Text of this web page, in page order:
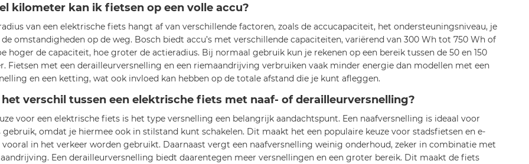
kilometer kan ik fietsen op een volle accu?
van een elektrische fiets hangt af van verschillende factoren, zoals de accucapaciteit, het ondersteuningsniveau, je
omstandigheden op de weg. Bosch biedt accu’s met verschillende capaciteiten, variërend van 300 Wh tot 750 Wh of
hoger de capaciteit, hoe groter de actieradius. Bij normaal gebruik kun je rekenen op een bereik tussen de 50 en 150
Fietsen met een derailleurversnelling en een riemaandrijving verbruiken vaak minder energie dan modellen met een
en een ketting, wat ook invloed kan hebben op de totale afstand die je kunt afleggen.
verschil tussen een elektrische fiets met naaf- of derailleurversnelling?
voor een elektrische fiets is het type versnelling een belangrijk aandachtspunt. Een naafversnelling is ideaal voor
gebruik, omdat je hiermee ook in stilstand kunt schakelen. Dit maakt het een populaire keuze voor stadsfietsen en e-
vooral in het verkeer worden gebruikt. Daarnaast vergt een naafversnelling weinig onderhoud, zeker in combinatie met
Een derailleurversnelling biedt daarentegen meer versnellingen en een groter bereik. Dit maakt de fiets